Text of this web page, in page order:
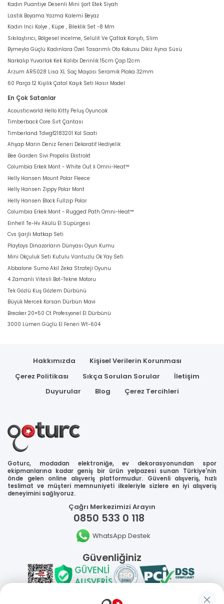
Kadın Puantiye Desenli Mini Şort Etek Siyah
Lastik Boyama Yazma Kalemi Beyaz
Kadın Inci Kolye , Küpe , Bileklik Set -8 Mm
Sıkılaştırıcı, Bölgesel İncelme, Selülit Ve Çatlak Karşıtı, Slim
Bymeyla Güçlü Kadınlara Özel Tasarımlı Oto Kokusu Dikiz Ayna Süsü
Narkalıp Yuvarlak Kek Kalıbı Derinlik 15cm Çap 12cm
Arzum AR5028 Lisa XL Saç Maşası Seramik Plaka 32mm
60 Parça 12 Kişilik Çatal Kaşık Seti Hasır Model
En Çok Satanlar
Acousticworld Hello Kitty Peluş Oyuncak
Timberback Core Sırt Çantası
Timberland Tdwgf2183201 Kol Saati
Ahşap Marin Deniz Feneri Dekoratif Hediyelik
Bee Garden Sivi Propolis Ekstrakt
Columbia Erkek Mont - White Out İi Omni-Heat™
Helly Hansen Mount Polar Fleece
Helly Hansen Zippy Polar Mont
Helly Hansen Block Fullzip Polar
Columbia Erkek Mont - Rugged Path Omni-Heat™
Einhell Te-Hv Akülü El Süpürgesi
Cvs Şarjli Matkap Seti
Playtoys Dinazorların Dünyası Oyun Kumu
Mini Okçuluk Seti Kutulu Vantuzlu Ok Yay Seti
Abbalone Sumo Akil Zeka Strateji Oyunu
4 Zamanlı Vitesli Bot-Tekne Motoru
Tek Gözlü Kuş Gözlem Dürbünü
Büyük Mercek Korsan Dürbün Mavi
Breaker 20×50 Ct Profesyonel El Dürbünü
3000 Lümen Güçlü El Feneri Wt-604
Hakkımızda
Kişisel Verilerin Korunması
Çerez Politikası
Sıkça Sorulan Sorular
İletişim
Duyurular
Blog Çerez Tercihleri
Goturc, modadan elektroniğe, ev dekorasyonundan spor
ekipmanlarına kadar geniş bir ürün yelpazesi sunan Türkiye'nin
önde gelen online alışveriş platformudur. Güvenli alışveriş, hızlı
teslimat ve müşteri memnuniyeti ilkeleriyle sizlere en iyi alışveriş
deneyimini sağlıyoruz.
Çağrı Merkezimizi Arayın
0850 533 0 118
WhatsApp Destek
Güvenliğiniz
Sosyal Medya